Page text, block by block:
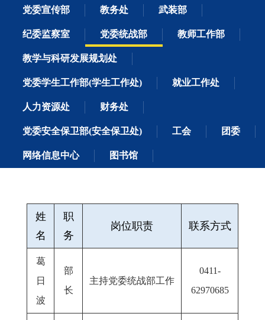
党委宣传部 教务处 武装部
纪委监察室 党委统战部 教师工作部
教学与科研发展规划处
党委学生工作部(学生工作处) 就业工作处
人力资源处 财务处
党委安全保卫部(安全保卫处) 工会 团委
网络信息中心 图书馆
姓
名
职
务
岗位职责 联系方式
葛
日
波
部
长
主持党委统战部工作
0411-
62970685